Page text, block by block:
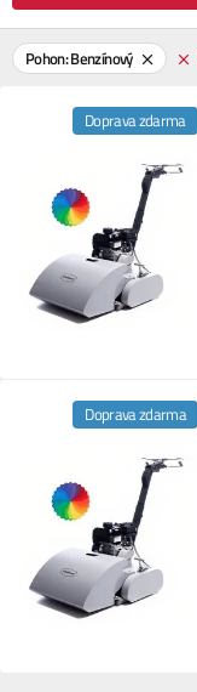
Pohon: Benzínový
Doprava zdarma
Doprava zdarma